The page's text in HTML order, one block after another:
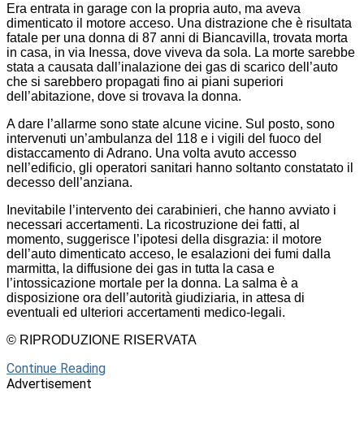
Era entrata in garage con la propria auto, ma aveva
dimenticato il motore acceso. Una distrazione che è risultata
fatale per una donna di 87 anni di Biancavilla, trovata morta
in casa, in via Inessa, dove viveva da sola. La morte sarebbe
stata a causata dall’inalazione dei gas di scarico dell’auto
che si sarebbero propagati fino ai piani superiori
dell’abitazione, dove si trovava la donna.
A dare l’allarme sono state alcune vicine. Sul posto, sono
intervenuti un’ambulanza del 118 e i vigili del fuoco del
distaccamento di Adrano. Una volta avuto accesso
nell’edificio, gli operatori sanitari hanno soltanto constatato il
decesso dell’anziana.
Inevitabile l’intervento dei carabinieri, che hanno avviato i
necessari accertamenti. La ricostruzione dei fatti, al
momento, suggerisce l’ipotesi della disgrazia: il motore
dell’auto dimenticato acceso, le esalazioni dei fumi dalla
marmitta, la diffusione dei gas in tutta la casa e
l’intossicazione mortale per la donna. La salma è a
disposizione ora dell’autorità giudiziaria, in attesa di
eventuali ed ulteriori accertamenti medico-legali.
© RIPRODUZIONE RISERVATA
Continue Reading
Advertisement